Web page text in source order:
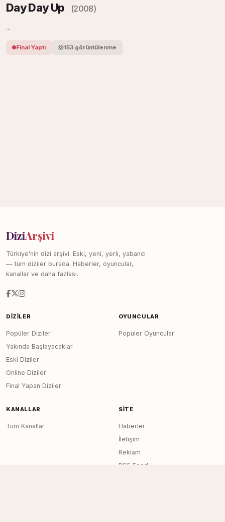
Day Day Up (2008)
...
Final Yaptı 153 görüntülenme
DiziArşivi
Türkiye'nin dizi arşivi. Eski, yeni, yerli, yabancı
— tüm diziler burada. Haberler, oyuncular,
kanallar ve daha fazlası.
DIZILER
Popüler Diziler
Yakında Başlayacaklar
Eski Diziler
Online Diziler
Final Yapan Diziler
OYUNCULAR
Popüler Oyuncular
KANALLAR
Tüm Kanallar
SITE
Haberler
İletişim
Reklam
RSS Feed